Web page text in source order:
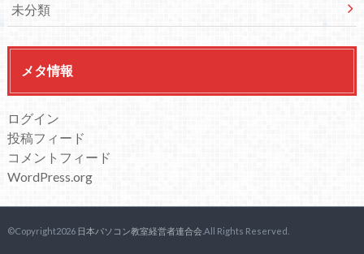
未分類
メタ情報
ログイン
投稿フィード
コメントフィード
WordPress.org
©Copyright2026 日本パソコン教室経営者連合会 .All Rights Reserved.